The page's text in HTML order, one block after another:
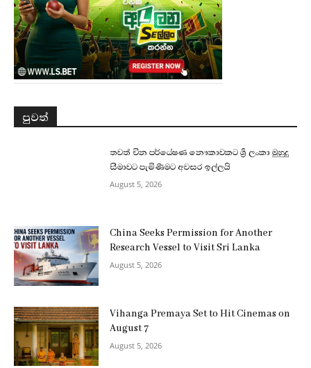
පුවත්
තවත් චීන පර්යේෂණ නෞකාවකට ශ්‍රී ලංකා මුහුදු
සීමාවට පැමිණීමට අවසර ඉල්ලයි
August 5, 2026
China Seeks Permission for Another
Research Vessel to Visit Sri Lanka
August 5, 2026
Vihanga Premaya Set to Hit Cinemas on
August 7
August 5, 2026